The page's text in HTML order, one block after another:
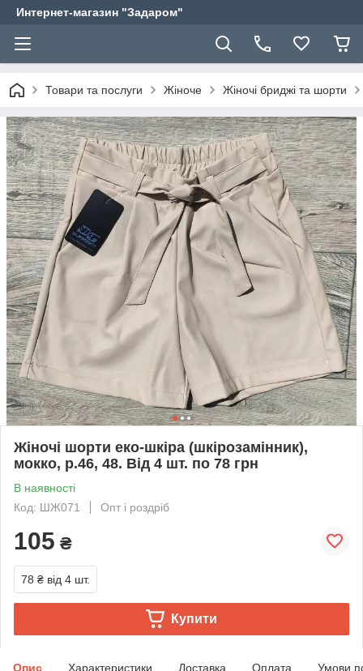
Интернет-магазин "Задаром"
Товари та послуги Жіноче Жіночі бриджі та шорти
Жіночі шорти еко-шкіра (шкірозамінник),
мокко, р.46, 48. Від 4 шт. по 78 грн
В наявності
Код: ШЖ071
Опт і роздріб
105 ₴
78 ₴ від 4 шт.
Купити
Опис Характеристики Доставка Оплата Умови